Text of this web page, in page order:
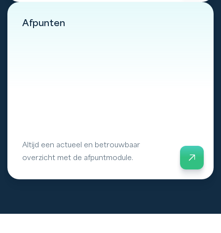
Afpunten
Altijd een actueel en betrouwbaar
overzicht met de afpuntmodule.